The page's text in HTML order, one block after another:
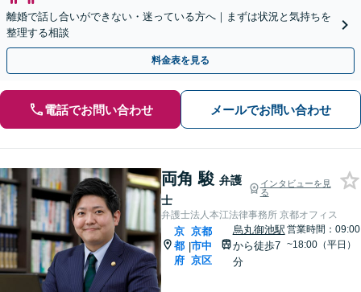
離婚で話し合いができない・迷っている方へ｜まずは状況と気持ちを
整理する相談
料金表を見る
電話でお問い合わせ メールでお問い合わせ
両角 駿 弁護
士
インタビューを見
る
弁護士法人本江法律事務所 京都オフィス
京
都
府
|
京都
市中
京区
烏丸御池駅
から徒歩7
分
営業時間：09:00
~18:00（平日）